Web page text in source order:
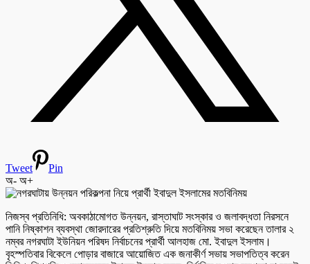
Tweet
Pin
অ- অ+
নিজস্ব প্রতিনিধি: অবকাঠামোগত উন্নয়ন, রাস্তাঘাট সংস্কার ও জলাবদ্ধতা নিরসনে
পানি নিষ্কাশন ব্যবস্থা জোরদারের প্রতিশ্রুতি দিয়ে মতবিনিময় সভা করেছেন তালার ২
নম্বর নগরঘাটা ইউনিয়ন পরিষদ নির্বাচনের প্রার্থী আলহাজ মো. ইবাদুল ইসলাম।
বৃহস্পতিবার বিকেলে পোড়ার বাজারে আয়োজিত এক জনাকীর্ণ সভায় সভাপতিত্ব করেন